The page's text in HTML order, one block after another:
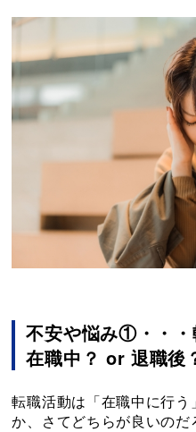
不安や悩み①・・・
在職中？ or 退職後
転職活動は「在職中に行う
か、さてどちらが良いの